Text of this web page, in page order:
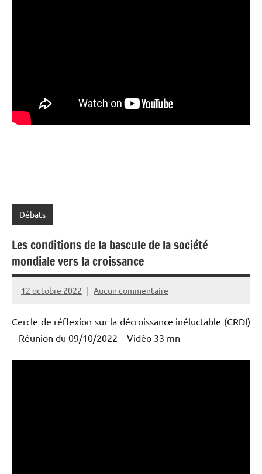
Débats
Les conditions de la bascule de la société
mondiale vers la croissance
12 octobre 2022
PPAC
Aucun commentaire
Cercle de réflexion sur la décroissance inéluctable (CRDI)
– Réunion du 09/10/2022 – Vidéo 33 mn